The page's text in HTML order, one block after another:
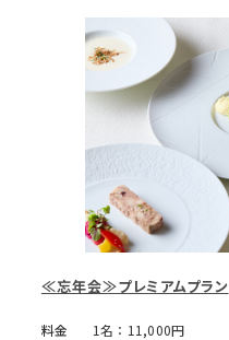
≪忘年会≫プレミアムプラン
料金
1名：11,000円